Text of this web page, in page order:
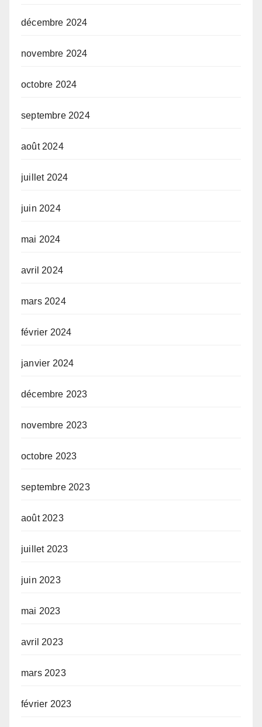
décembre 2024
novembre 2024
octobre 2024
septembre 2024
août 2024
juillet 2024
juin 2024
mai 2024
avril 2024
mars 2024
février 2024
janvier 2024
décembre 2023
novembre 2023
octobre 2023
septembre 2023
août 2023
juillet 2023
juin 2023
mai 2023
avril 2023
mars 2023
février 2023